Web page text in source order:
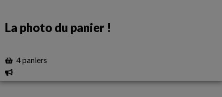
La photo du panier !
4 paniers